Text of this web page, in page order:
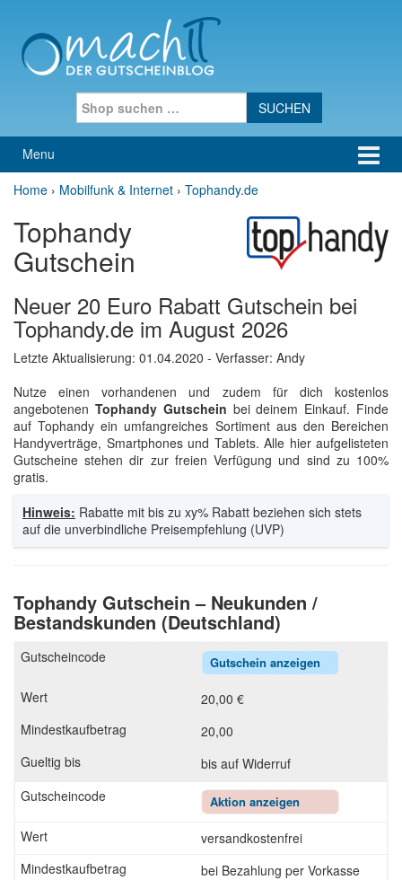
Menu
Home › Mobilfunk & Internet › Tophandy.de
Tophandy
Gutschein
Neuer 20 Euro Rabatt Gutschein bei
Tophandy.de im August 2026
Letzte Aktualisierung: 01.04.2020 - Verfasser: Andy
Nutze einen vorhandenen und zudem für dich kostenlos
angebotenen Tophandy Gutschein bei deinem Einkauf. Finde
auf Tophandy ein umfangreiches Sortiment aus den Bereichen
Handyverträge, Smartphones und Tablets. Alle hier aufgelisteten
Gutscheine stehen dir zur freien Verfügung und sind zu 100%
gratis.
Hinweis: Rabatte mit bis zu xy% Rabatt beziehen sich stets
auf die unverbindliche Preisempfehlung (UVP)
Tophandy Gutschein – Neukunden /
Bestandskunden (Deutschland)
Gutschein anzeigen
20,00 €
20,00
bis auf Widerruf
Aktion anzeigen
versandkostenfrei
bei Bezahlung per Vorkasse